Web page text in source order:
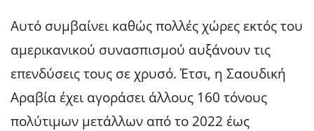
Αυτό συμβαίνει καθώς πολλές χώρες εκτός του
αμερικανικού συνασπισμού αυξάνουν τις
επενδύσεις τους σε χρυσό. Έτσι, η Σαουδική
Αραβία έχει αγοράσει άλλους 160 τόνους
πολύτιμων μετάλλων από το 2022 έως